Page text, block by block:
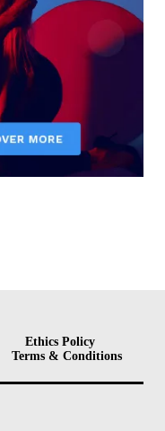
Ethics Policy
Terms & Conditions